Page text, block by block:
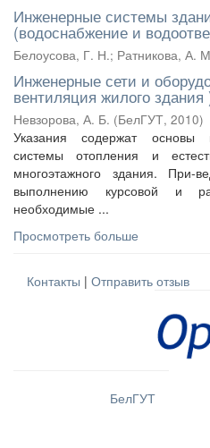
Инженерные системы
(водоснабжение и
Белоусова, Г. Н.; Ратникова, А.
Инженерные сети и
вентиляция жилого здания
Невзорова, А. Б. (БелГУТ, 2010)
Указания содержат основы
системы отопления и
многоэтажного здания.
выполнению курсовой и
необходимые ...
Просмотреть больше
Контакты | Отправить отзыв
БелГУТ